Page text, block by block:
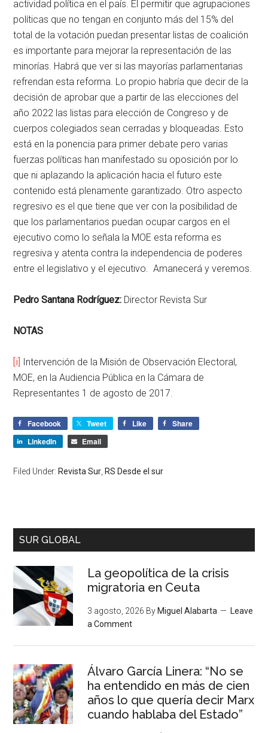
actividad política en el país. El permitir que agrupaciones
políticas que no tengan en conjunto más del 15% del
total de la votación puedan presentar listas de coalición
es importante para mejorar la representación de las
minorías. Habrá que ver si las mayorías parlamentarias
refrendan esta reforma. Lo propio habría que decir de la
decisión de aprobar que a partir de las elecciones del
año 2022 las listas para elección de Congreso y de
cuerpos colegiados sean cerradas y bloqueadas. Esto
está en la ponencia para primer debate pero varias
fuerzas políticas han manifestado su oposición por lo
que ni aplazando la aplicación hacia el futuro este
contenido está plenamente garantizado. Otro aspecto
regresivo es el que tiene que ver con la posibilidad de
que los parlamentarios puedan ocupar cargos en el
ejecutivo como lo señala la MOE esta reforma es
regresiva y atenta contra la independencia de poderes
entre el legislativo y el ejecutivo. Amanecerá y veremos.
Pedro Santana Rodríguez: Director Revista Sur
NOTAS
[i] Intervención de la Misión de Observación Electoral,
MOE, en la Audiencia Pública en la Cámara de
Representantes 1 de agosto de 2017.
Facebook Tweet Like
Share
LinkedIn
Email
Filed Under: Revista Sur RS Desde el sur
SUR GLOBAL
La geopolítica de la crisis
migratoria en Ceuta
3 agosto, 2026 By Miguel Alabarta
Leave
a Comment
Álvaro García Linera: “No se
ha entendido en más de cien
años lo que quería decir Marx
cuando hablaba del Estado”